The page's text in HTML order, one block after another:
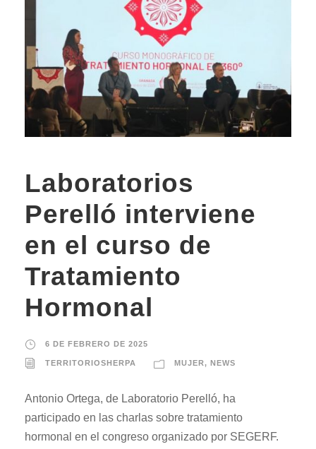
Laboratorios
Perelló interviene
en el curso de
Tratamiento
Hormonal
6 DE FEBRERO DE 2025
TERRITORIOSHERPA MUJER, NEWS
Antonio Ortega, de Laboratorio Perelló, ha
participado en las charlas sobre tratamiento
hormonal en el congreso organizado por SEGERF.